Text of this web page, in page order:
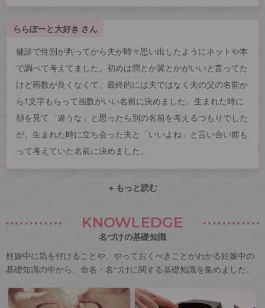
ららぽーと大好き さん
健診で性別が判ってから夫が時々思い出したようにネットや本
で調べて考えてました。初めは潤とか翼とかがいいと言ってた
けど画数が良くなくて、最終的には夫ではなく夫の父の名前か
ら1文字もらって画数がいい名前に決めました。生まれた時に
顔を見て「違うな」と思ったら別の名前を考えるつもりでした
が、生まれた時に立ち会った夫と「いいよね」と言い合い前も
って考えていた名前に決めました。
+ もっと読む
KNOWLEDGE
名づけの基礎知識
妊娠中に気を付けることや、やっておくべきことがわかる妊娠中の
基礎知識の中から、命名・名づけに関する基礎知識を集めました。